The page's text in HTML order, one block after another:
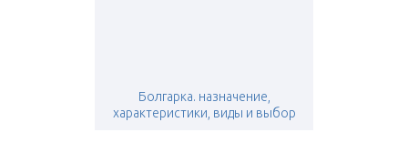
Болгарка. назначение,
характеристики, виды и выбор